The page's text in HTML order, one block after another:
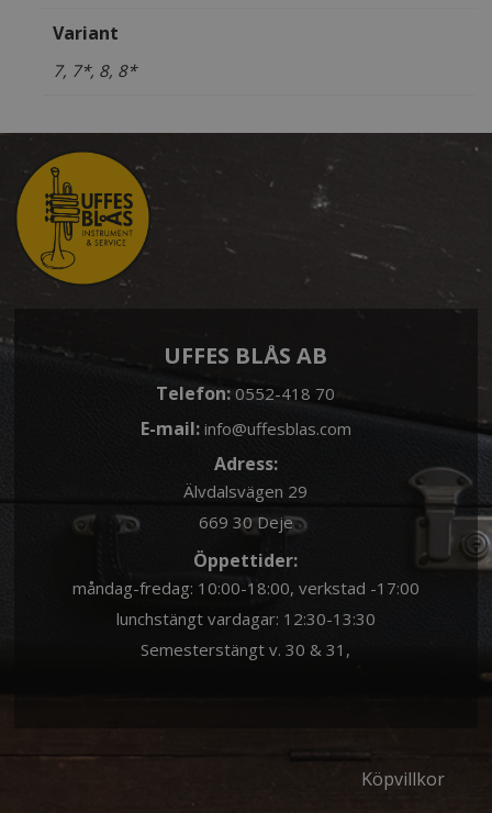
Variant
7, 7*, 8, 8*
UFFES BLÅS AB
Telefon:0552-418 70
E-mail: info@uffesblas.com
Adress:
Älvdalsvägen 29
669 30 Deje
Öppettider:
måndag-fredag: 10:00-18:00, verkstad -17:00
lunchstängt vardagar: 12:30-13:30
Semesterstängt v. 30 & 31,
Köpvillkor